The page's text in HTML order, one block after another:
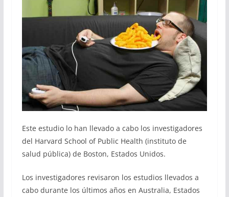
Este estudio lo han llevado a cabo los investigadores
del Harvard School of Public Health (instituto de
salud pública) de Boston, Estados Unidos.
Los investigadores revisaron los estudios llevados a
cabo durante los últimos años en Australia, Estados